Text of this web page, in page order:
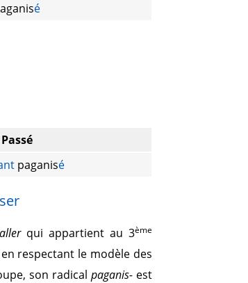
é
Passé
paganisé
allerqui appartient au 3ème
respectant le modèle des
son radical paganis- est